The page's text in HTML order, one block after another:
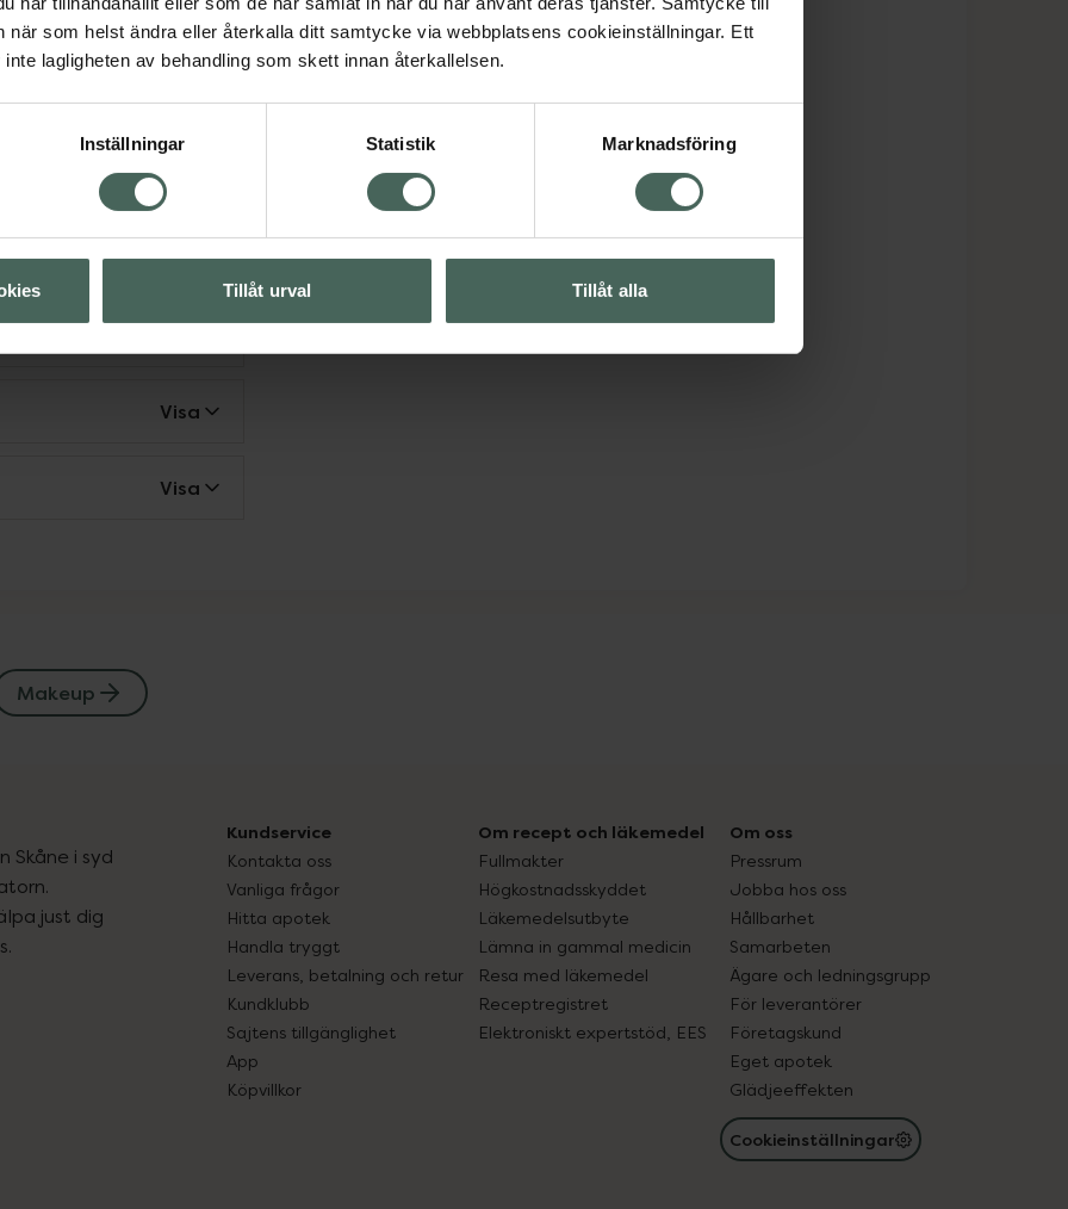
när som helst ändra eller återkalla ditt samtycke via webbplatsens cookieinställningar. Ett
lagligheten av behandling som skett innan återkallelsen.
Inställningar Statistik Marknadsföring
Tillåt urval Tillåt alla
Visa
Visa
Makeup
Skåne i syd
just dig
Kundservice
Kontakta oss
Vanliga frågor
Hitta apotek
Handla tryggt
Leverans, betalning och retur
Kundklubb
Sajtens tillgänglighet
App
Köpvillkor
Om recept och läkemedel
Fullmakter
Högkostnadsskyddet
Läkemedelsutbyte
Lämna in gammal medicin
Resa med läkemedel
Receptregistret
Elektroniskt expertstöd, EES
Om oss
Pressrum
Jobba hos oss
Hållbarhet
Samarbeten
Ägare och ledningsgrupp
För leverantörer
Företagskund
Eget apotek
Glädjeeffekten
Cookieinställningar